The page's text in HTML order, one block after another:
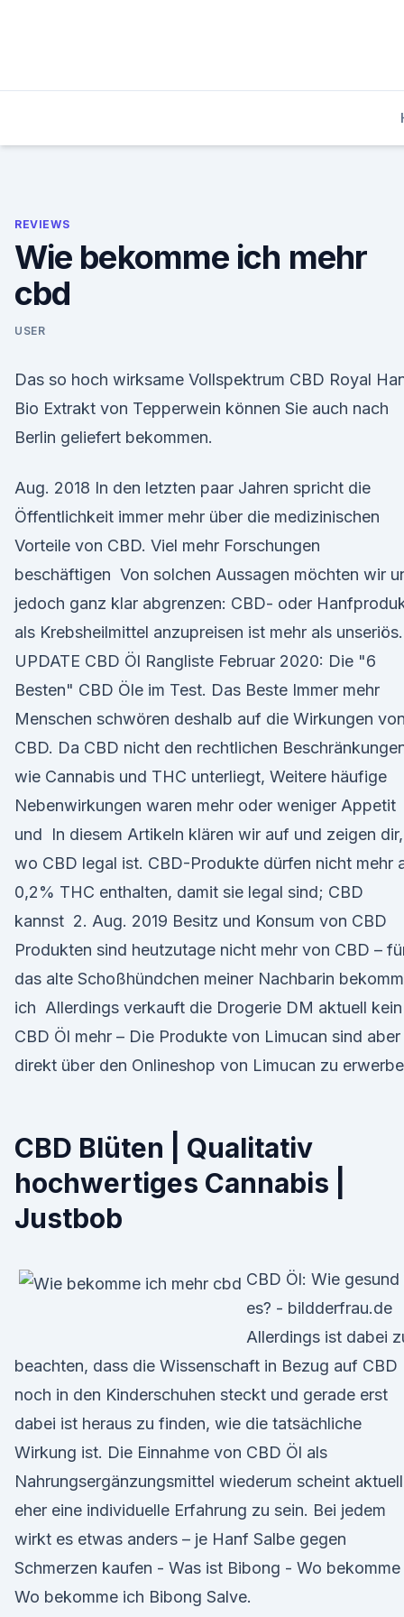
REVIEWS
Wie bekomme ich mehr
cbd
USER
Das so hoch wirksame Vollspektrum CBD Royal
Bio Extrakt von Tepperwein können Sie auch nach
Berlin geliefert bekommen.
Aug. 2018 In den letzten paar Jahren spricht die
Öffentlichkeit immer mehr über die medizinischen
Vorteile von CBD. Viel mehr Forschungen
beschäftigen Von solchen Aussagen möchten wir
jedoch ganz klar abgrenzen: CBD- oder
als Krebsheilmittel anzupreisen ist mehr als unseriös.
UPDATE CBD Öl Rangliste Februar 2020: Die "6
Besten" CBD Öle im Test. Das Beste Immer mehr
Menschen schwören deshalb auf die Wirkungen von
CBD. Da CBD nicht den rechtlichen
wie Cannabis und THC unterliegt, Weitere häufige
Nebenwirkungen waren mehr oder weniger Appetit
und In diesem Artikeln klären wir auf und zeigen dir,
wo CBD legal ist. CBD-Produkte dürfen nicht mehr
0,2% THC enthalten, damit sie legal sind; CBD
kannst 2. Aug. 2019 Besitz und Konsum von CBD
Produkten sind heutzutage nicht mehr von CBD –
das alte Schoßhündchen meiner Nachbarin
ich Allerdings verkauft die Drogerie DM aktuell kein
CBD Öl mehr – Die Produkte von Limucan sind aber
direkt über den Onlineshop von Limucan zu
CBD Blüten | Qualitativ
hochwertiges Cannabis |
Justbob
CBD Öl: Wie gesund
es? - bildderfrau.de
Allerdings ist dabei
beachten, dass die Wissenschaft in Bezug auf CBD
noch in den Kinderschuhen steckt und gerade erst
dabei ist heraus zu finden, wie die tatsächliche
Wirkung ist. Die Einnahme von CBD Öl als
Nahrungsergänzungsmittel wiederum scheint aktuell
eher eine individuelle Erfahrung zu sein. Bei jedem
wirkt es etwas anders – je Hanf Salbe gegen
Schmerzen kaufen - Was ist Bibong - Wo bekomme
Wo bekomme ich Bibong Salve.